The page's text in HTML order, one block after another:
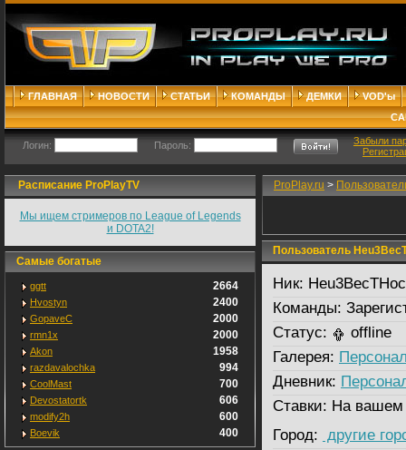
ГЛАВНАЯ НОВОСТИ СТАТЬИ КОМАНДЫ ДЕМКИ
VOD'ы
Логин: Пароль:
Забыли
Расписание ProPlayTV
Мы ищем стримеров по League of Legends
и DOTA2!
Самые богатые
ggtt 2664
Hvostyn 2400
GopaveC 2000
rmn1x 2000
Akon 1958
razdavalochka 994
CoolMast 700
Devostatortk 606
modify2h 600
Boevik 400
ProPlay.ru >
Пользователь
Ник:
Команды:
Статус:
offline
Галерея:
Дневник:
Ставки: На вашем
Город: другие